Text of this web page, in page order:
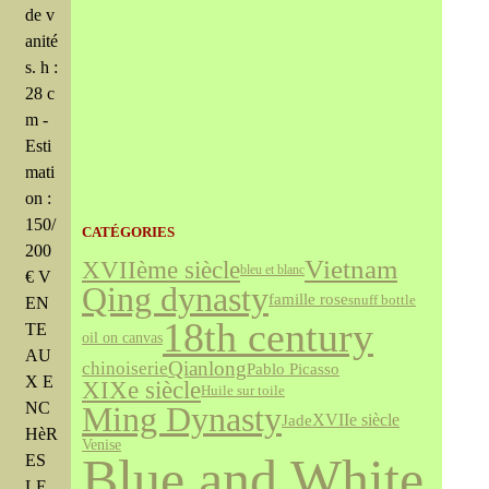
de v
anité
s. h :
28 c
m -
Esti
mati
on :
150/
200
€ V
EN
TE
AU
X E
NC
HèR
ES
CATÉGORIES
XVIIème sièclebleu et blancVietnam
Qing dynastyfamille rosesnuff bottle
oil on canvas 18th century
chinoiserieQianlongPablo Picasso
XIXe siècleHuile sur toile
Ming DynastyJadeXVIIe siècle
Venise